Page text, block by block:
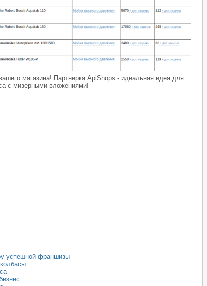
магазина! Партнерка ApiShops - идеальная идея для
с мизерными вложениями!
успешной франшизы